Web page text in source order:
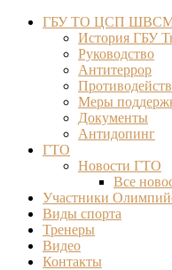
ГБУ ТО ЦСП
История ГБУ
Руководство
Антитеррор
Меры
Документы
Антидопинг
ГТО
Новости ГТО
Все
Участники
Виды спорта
Тренеры
Видео
Контакты